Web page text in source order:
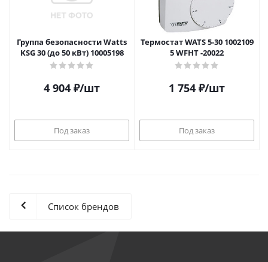
Группа безопасности Watts
KSG 30 (до 50 кВт) 10005198
4 904 ₽/шт
Под заказ
Термостат WATS 5-30 1002109
5 WFHT -20022
1 754 ₽/шт
Под заказ
Список брендов